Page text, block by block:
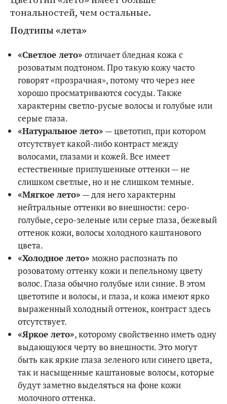
тональностей, чем остальные.
Подтипы «лета»
«Светлое лето» отличает бледная кожа с
розоватым подтоном. Про такую кожу часто
говорят «прозрачная», потому что через нее
хорошо просматриваются сосуды. Также
характерны светло-русые волосы и голубые или
серые глаза.
«Натуральное лето» — цветотип, при котором
отсутствует какой-либо контраст между
волосами, глазами и кожей. Все имеет
естественные приглушенные оттенки — не
слишком светлые, но и не слишком темные.
«Мягкое лето» — для него характерны
нейтральные оттенки во внешности: серо-
голубые, серо-зеленые или серые глаза, бежевый
оттенок кожи, волосы холодного каштанового
цвета.
«Холодное лето» можно распознать по
розоватому оттенку кожи и пепельному цвету
волос. Глаза обычно голубые или синие. В этом
цветотипе и волосы, и глаза, и кожа имеют ярко
выраженный холодный оттенок, контраст здесь
отсутствует.
«Яркое лето», которому свойственно иметь одну
выдающуюся черту во внешности. Это могут
быть как яркие глаза зеленого или синего цвета,
так и насыщенные каштановые волосы, которые
будут заметно выделяться на фоне кожи
молочного оттенка.